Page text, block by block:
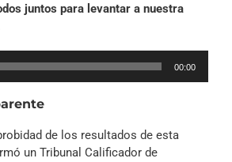
juntos para levantar a nuestra
00:00
de los resultados de esta
un Tribunal Calificador de